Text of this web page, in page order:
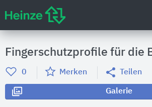
Fingerschutzprofile für die
0 Merken Teilen
Galerie